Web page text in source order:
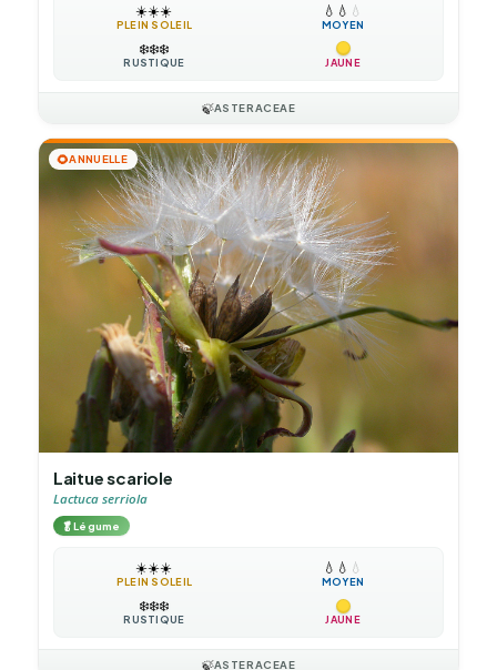
☀️☀️☀️
PLEIN SOLEIL
💧 💧 💧
MOYEN
❄️❄️❄️
RUSTIQUE JAUNE
🍃ASTERACEAE
🌻ANNUELLE
Laitue scariole
Lactuca serriola
🥬Légume
☀️☀️☀️
PLEIN SOLEIL
💧 💧 💧
MOYEN
❄️❄️❄️
RUSTIQUE JAUNE
🍃ASTERACEAE